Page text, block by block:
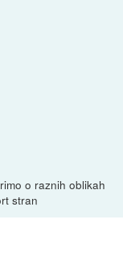
o raznih oblikah
stran